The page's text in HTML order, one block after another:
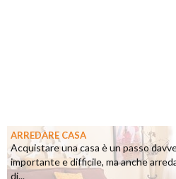
ARREDARE CASA
Acquistare una casa è un passo
importante e difficile, ma anche
di...